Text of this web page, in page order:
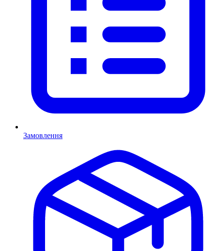
Замовлення